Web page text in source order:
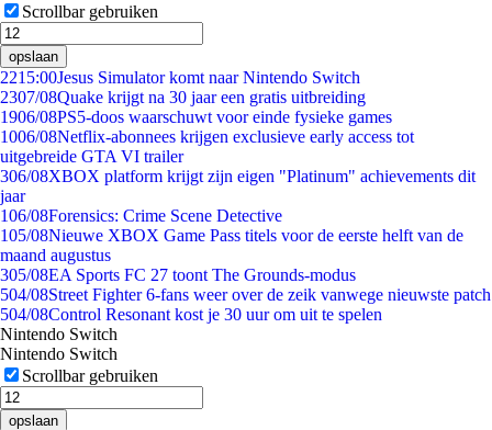
Scrollbar gebruiken
opslaan
2215:00Jesus Simulator komt naar Nintendo Switch
2307/08Quake krijgt na 30 jaar een gratis uitbreiding
1906/08PS5-doos waarschuwt voor einde fysieke games
1006/08Netflix-abonnees krijgen exclusieve early access tot
uitgebreide GTA VI trailer
306/08XBOX platform krijgt zijn eigen "Platinum" achievements dit
jaar
106/08Forensics: Crime Scene Detective
105/08Nieuwe XBOX Game Pass titels voor de eerste helft van de
maand augustus
305/08EA Sports FC 27 toont The Grounds-modus
504/08Street Fighter 6-fans weer over de zeik vanwege nieuwste patch
504/08Control Resonant kost je 30 uur om uit te spelen
Nintendo Switch
Nintendo Switch
Scrollbar gebruiken
opslaan